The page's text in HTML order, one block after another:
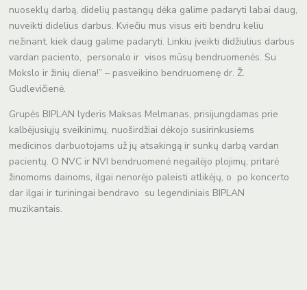
nuoseklų darbą, didelių pastangų dėka galime padaryti labai daug,
nuveikti didelius darbus. Kviečiu mus visus eiti bendru keliu
nežinant, kiek daug galime padaryti. Linkiu įveikti didžiulius darbus
vardan paciento, personalo ir visos mūsų bendruomenės. Su
Mokslo ir žinių diena!” – pasveikino bendruomenę dr. Ž.
Gudlevičienė.
Grupės BIPLAN lyderis Maksas Melmanas, prisijungdamas prie
kalbėjusiųjų sveikinimų, nuoširdžiai dėkojo susirinkusiems
medicinos darbuotojams už jų atsakingą ir sunkų darbą vardan
pacientų. O NVC ir NVI bendruomenė negailėjo plojimų, pritarė
žinomoms dainoms, ilgai nenorėjo paleisti atlikėjų, o po koncerto
dar ilgai ir turiningai bendravo su legendiniais BIPLAN
muzikantais.